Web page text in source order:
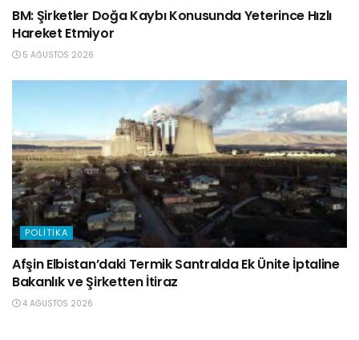
BM: Şirketler Doğa Kaybı Konusunda Yeterince Hızlı
Hareket Etmiyor
5 AĞUSTOS 2026
POLITIKA
Afşin Elbistan’daki Termik Santralda Ek Ünite İptaline
Bakanlık ve Şirketten İtiraz
4 AĞUSTOS 2026